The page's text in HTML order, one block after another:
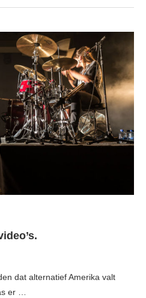
dat alternatief Amerika valt
er …